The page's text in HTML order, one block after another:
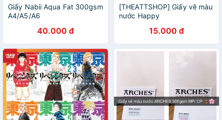
Giấy Nabii Aqua Fat 300gsm
A4/A5/A6
40.000 đ
[THEATTSHOP] Giấy vẽ màu
nước Happy
15.000 đ